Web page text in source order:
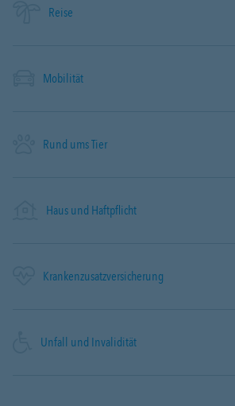
Reise
Mobilität
Rund ums Tier
Haus und Haftpflicht
Krankenzusatzversicherung
Unfall und Invalidität